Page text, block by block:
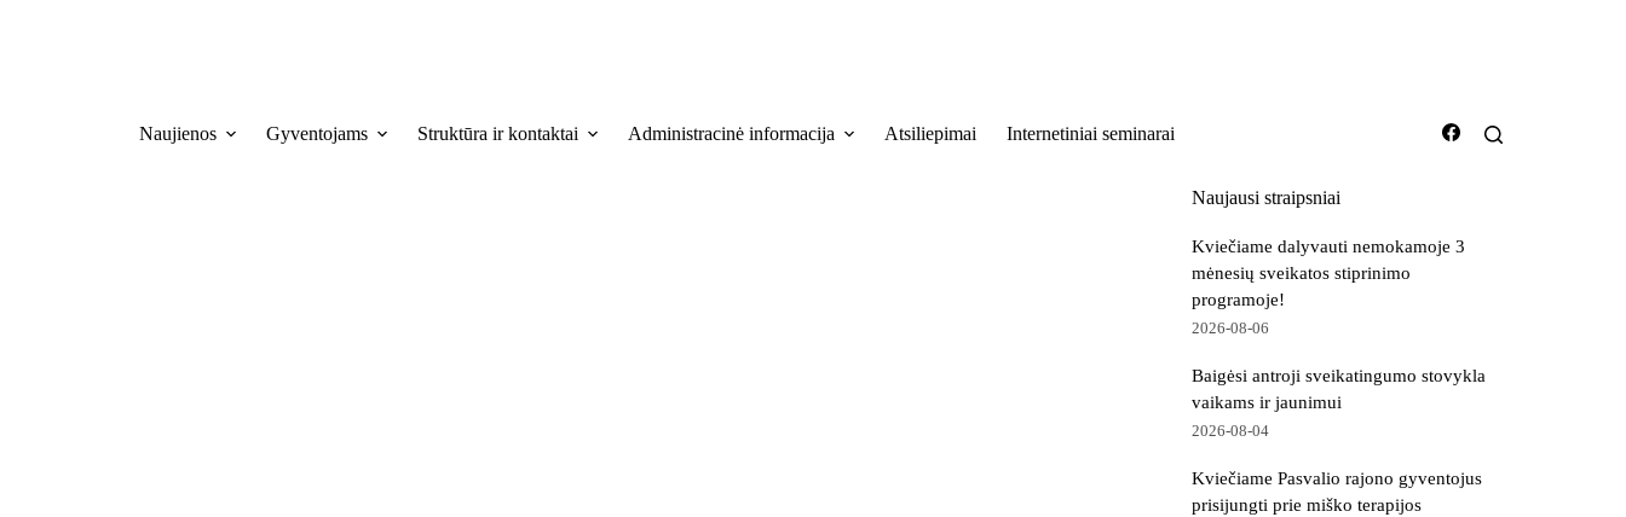
Naujienos Gyventojams Struktūra ir kontaktai Administracinė informacija Atsiliepimai Internetiniai seminarai
Naujausi straipsniai
Kviečiame dalyvauti nemokamoje 3
mėnesių sveikatos stiprinimo
programoje!
2026-08-06
Baigėsi antroji sveikatingumo stovykla
vaikams ir jaunimui
2026-08-04
Kviečiame Pasvalio rajono gyventojus
prisijungti prie miško terapijos